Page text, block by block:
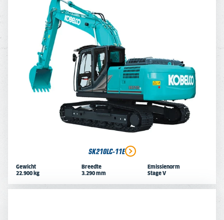
SK210LC-11E
Gewicht
22.900 kg
Breedte
3.290 mm
Emissienorm
Stage V